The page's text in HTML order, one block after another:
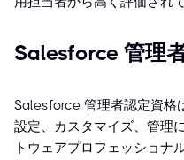
Salesforce 管理
Salesforce 管理者認定資格
設定、カスタマイズ、管理
トウェアプロフェッショナ